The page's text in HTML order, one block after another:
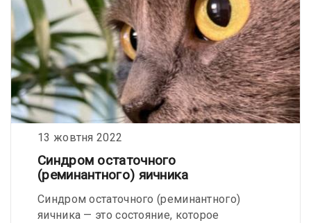
13 жовтня 2022
Синдром остаточного
(реминантного) яичника
Синдром остаточного (реминантного)
яичника — это состояние, которое